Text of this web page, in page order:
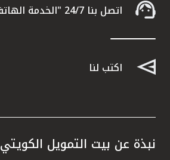
اتصل بنا 24/7 "الخدمة الهاتفية" 1803333
اكتب لنا
نبذة عن بيت التمويل الكويتي